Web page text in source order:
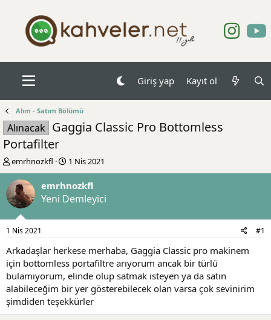
Giriş yap Kayıt ol
Alım - Satım Bölümü
Alınacak Gaggia Classic Pro Bottomless
Portafilter
K
o
n
b
u
u
b
a
ş
l
a
t
a
n
emrhnozkfl
B
a
ş
l
a
ı
ç
a
r
i
h
i
1 Nis 2021
emrhnozkfl
Yeni Demleyici
1 Nis 2021 #1
Arkadaşlar herkese merhaba, Gaggia Classic pro makinem
için bottomless portafiltre arıyorum ancak bir türlü
bulamıyorum, elinde olup satmak isteyen ya da satın
alabileceğim bir yer gösterebilecek olan varsa çok sevinirim
şimdiden teşekkürler